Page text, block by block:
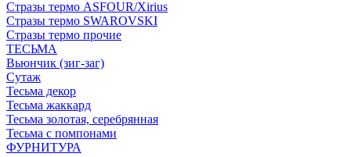
Стразы термо ASFOUR/Xirius
Стразы термо SWAROVSKI
Стразы термо прочие
ТЕСЬМА
Вьюнчик (зиг-заг)
Сутаж
Тесьма декор
Тесьма жаккард
Тесьма золотая, серебрянная
Тесьма с помпонами
ФУРНИТУРА